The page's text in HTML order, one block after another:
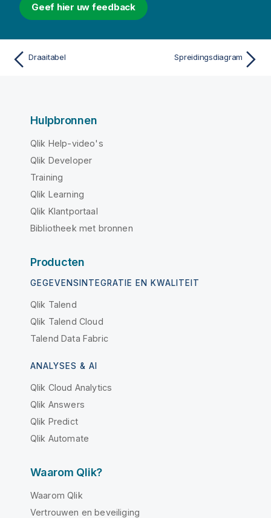
Geef hier uw feedback
Draaitabel Spreidingsdiagram
Hulpbronnen
Qlik Help-video's
Qlik Developer
Training
Qlik Learning
Qlik Klantportaal
Bibliotheek met bronnen
Producten
GEGEVENSINTEGRATIE EN KWALITEIT
Qlik Talend
Qlik Talend Cloud
Talend Data Fabric
ANALYSES & AI
Qlik Cloud Analytics
Qlik Answers
Qlik Predict
Qlik Automate
Waarom Qlik?
Waarom Qlik
Vertrouwen en beveiliging